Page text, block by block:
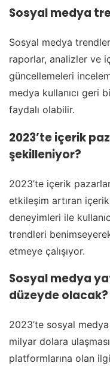
Sosyal medya
Sosyal medya
raporlar, analizler ve
güncellemeleri
medya kullanıcı geri
faydalı olabilir.
2023’te içerik
şekilleniyor?
2023’te içerik
etkileşim artıran
deneyimleri ile
trendleri
etmeye çalışıyor.
Sosyal medya
düzeyde olacak?
2023’te sosyal medya
milyar dolara
platformlarına olan